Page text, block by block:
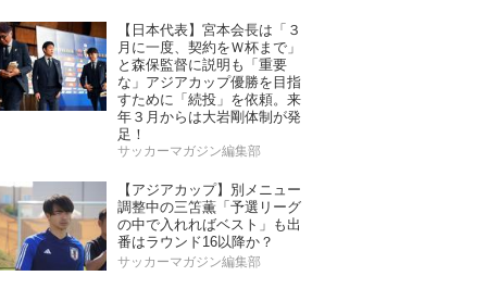
【日本代表】宮本会長は「３
月に一度、契約をＷ杯まで」
と森保監督に説明も「重要
な」アジアカップ優勝を目指
すために「続投」を依頼。来
年３月からは大岩剛体制が発
足！
サッカーマガジン編集部
【アジアカップ】別メニュー
調整中の三笘薫「予選リーグ
の中で入れればベスト」も出
番はラウンド16以降か？
サッカーマガジン編集部